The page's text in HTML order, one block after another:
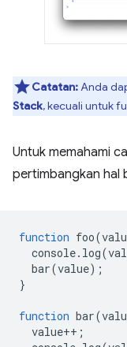
Catatan:Anda
Stack, kecuali untuk
Untuk memahami
pertimbangkan hal
function foo(
console. log(
bar(value);
}
function bar(
value++ ;